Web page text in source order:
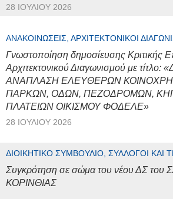
28 ΙΟΥΛΊΟΥ 2026
ΑΝΑΚΟΙΝΏΣΕΙΣ, ΑΡΧΙΤΕΚΤΟΝΙΚΟΊ
Γνωστοποίηση δημοσίευσης Κριτικής
Αρχιτεκτονικού Διαγωνισμού με
ΑΝΑΠΛΑΣΗ ΕΛΕΥΘΕΡΩΝ
ΠΑΡΚΩΝ, ΟΔΩΝ, ΠΕΖΟΔΡΟΜΩΝ,
ΠΛΑΤΕΙΩΝ ΟΙΚΙΣΜΟΥ ΦΟΔΕΛΕ»
28 ΙΟΥΛΊΟΥ 2026
ΔΙΟΙΚΗΤΙΚΌ ΣΥΜΒΟΎΛΙΟ, ΣΎΛΛΟΓΟΙ ΚΑΙ
Συγκρότηση σε σώμα του νέου ΔΣ
ΚΟΡΙΝΘΙΑΣ